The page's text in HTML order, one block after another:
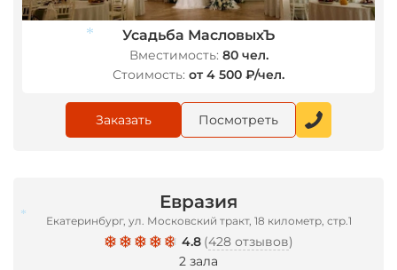
Усадьба МасловыхЪ
Вместимость: 80 чел.
Стоимость: от 4 500 ₽/чел.
Заказать Посмотреть
Евразия
Екатеринбург, ул. Московский тракт, 18 километр, стр.1
4.8 (428 отзывов)
2 зала
*